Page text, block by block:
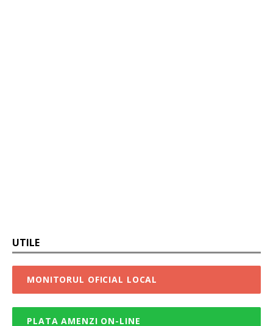
UTILE
MONITORUL OFICIAL LOCAL
PLATA AMENZI ON-LINE